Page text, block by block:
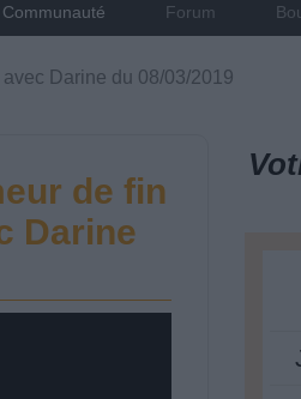
Communauté Forum
Darine du 08/03/2019
de fin
Darine